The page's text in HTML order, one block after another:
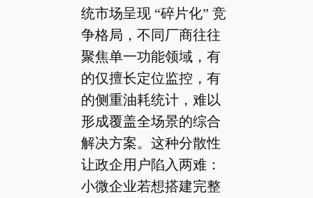
统市场呈现 “碎片化” 竞
争格局，不同厂商往往
聚焦单一功能领域，有
的仅擅长定位监控，有
的侧重油耗统计，难以
形成覆盖全场景的综合
解决方案。这种分散性
让政企用户陷入两难：
小微企业若想搭建完整